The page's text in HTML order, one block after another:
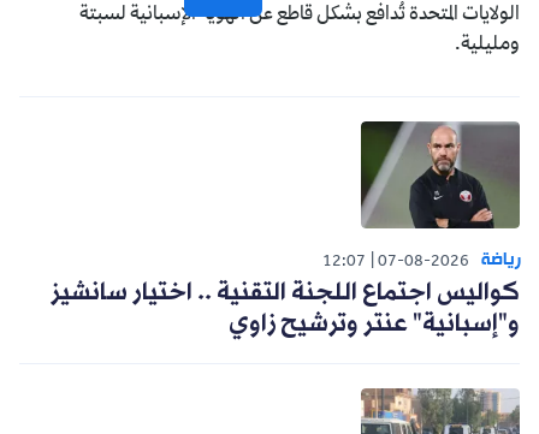
الولايات المتحدة تُدافع بشكل قاطع عن الهوية الإسبانية لسبتة
ومليلية.
رياضة 07-08-2026
12:07
كواليس اجتماع اللجنة التقنية .. اختيار سانشيز
و"إسبانية" عنتر وترشيح زاوي